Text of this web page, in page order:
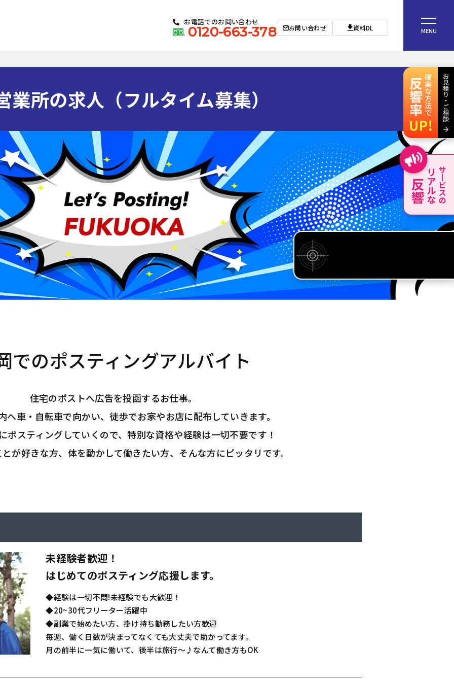
お電話でのお問い合わせ
0120-663-378 お問い合わせ 資料DL MENU
業所の求人（フルタイム募集）
でのポスティングアルバイト
住宅のポストへ広告を投函するお仕事。
へ車・自転車で向かい、徒歩でお家やお店に配布していきます。
ポスティングしていくので、特別な資格や経験は一切不要です！
が好きな方、体を動かして働きたい方、そんな方にピッタリです。
未経験者歓迎！
はじめてのポスティング応援します。
◆経験は一切不問!未経験でも大歓迎！
◆20~30代フリーター活躍中
◆副業で始めたい方、掛け持ち勤務したい方歓迎
毎週、働く日数が決まってなくても大丈夫で助かってます。
月の前半に一気に働いて、後半は旅行～♪なんて働き方もOK